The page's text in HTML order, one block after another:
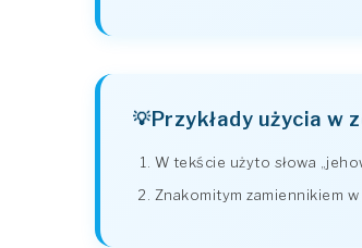
Przykłady użycia w
W tekście użyto słowa
Znakomitym zamiennikiem